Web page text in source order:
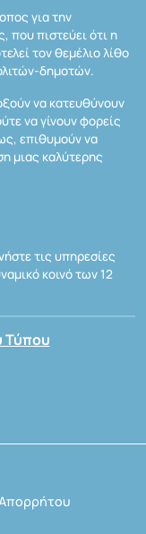
για την
που πιστεύει ότι η
τον θεμέλιο λίθο
δημοτών.
να κατευθύνουν
να γίνουν φορείς
επιθυμούν να
μιας καλύτερης
τις υπηρεσίες
κοινό των 12
Τύπου
Απορρήτου